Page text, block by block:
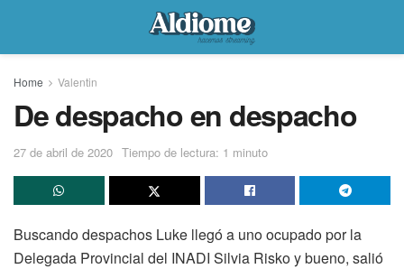
Home Valentin
De despacho en despacho
27 de abril de 2020 Tiempo de lectura: 1 minuto
Buscando despachos Luke llegó a uno ocupado por la
Delegada Provincial del INADI Silvia Risko y bueno, salió